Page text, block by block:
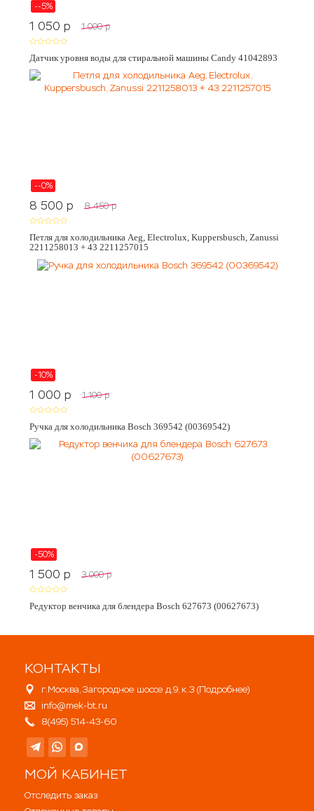
--5%
1 050 p 1 000 p
Датчик уровня воды для стиральной машины Candy 41042893
--0%
8 500 p 8 450 p
Петля для холодильника Aeg, Electrolux, Kuppersbusch, Zanussi
2211258013 + 43 2211257015
-10%
1 000 p 1 100 p
Ручка для холодильника Bosch 369542 (00369542)
-50%
1 500 p 3 000 p
Редуктор венчика для блендера Bosch 627673 (00627673)
КОНТАКТЫ
г.Москва, Загородное шоссе д.9, к.3 (Подробнее)
info@mek-bt.ru
8(495) 514-43-60
МОЙ КАБИНЕТ
Отследить заказ